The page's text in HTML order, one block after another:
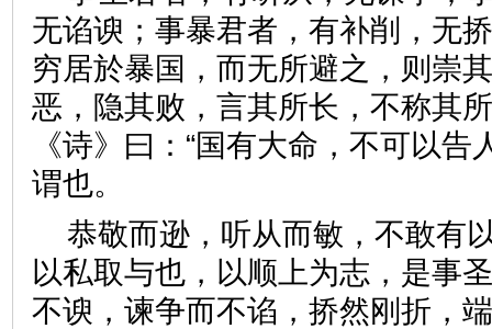
无谄谀；事暴君者，有补削，无
穷居於暴国，而无所避之，则崇
恶，隐其败，言其所长，不称其
《诗》曰：“国有大命，不可以告
谓也。
恭敬而逊，听从而敏，不敢有
以私取与也，以顺上为志，是事
不谀，谏争而不谄，挢然刚折，